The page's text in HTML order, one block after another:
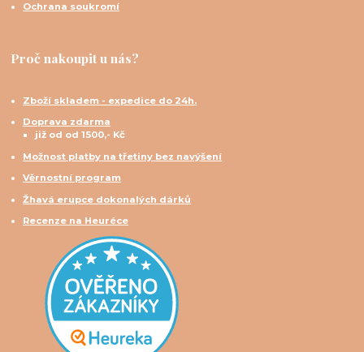
Ochrana soukromí
Proč nakoupit u nás?
Zboží skladem - expedice do 24h.
Doprava zdarma
již od od 1500,- Kč
Možnost platby na třetiny bez navýšení
Věrnostní program
Žhavá erupce dokonalých dárků
Recenze na Heuréce